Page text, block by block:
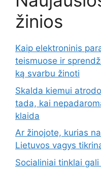
žinios
Kaip elektroninis
teismuose ir
ką svarbu žinoti
Skalda kiemui
tada, kai
klaida
Ar žinojote, kurias
Lietuvos vagys
Socialiniai tinklai